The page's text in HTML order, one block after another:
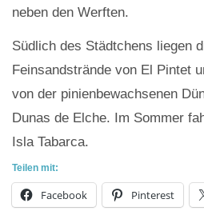
neben den Werften.
Südlich des Städtchens liegen
Feinsandstrände von El Pintet
von der pinienbewachsenen
Dunas de Elche. Im Sommer
Isla Tabarca.
Teilen mit:
Facebook Pinterest